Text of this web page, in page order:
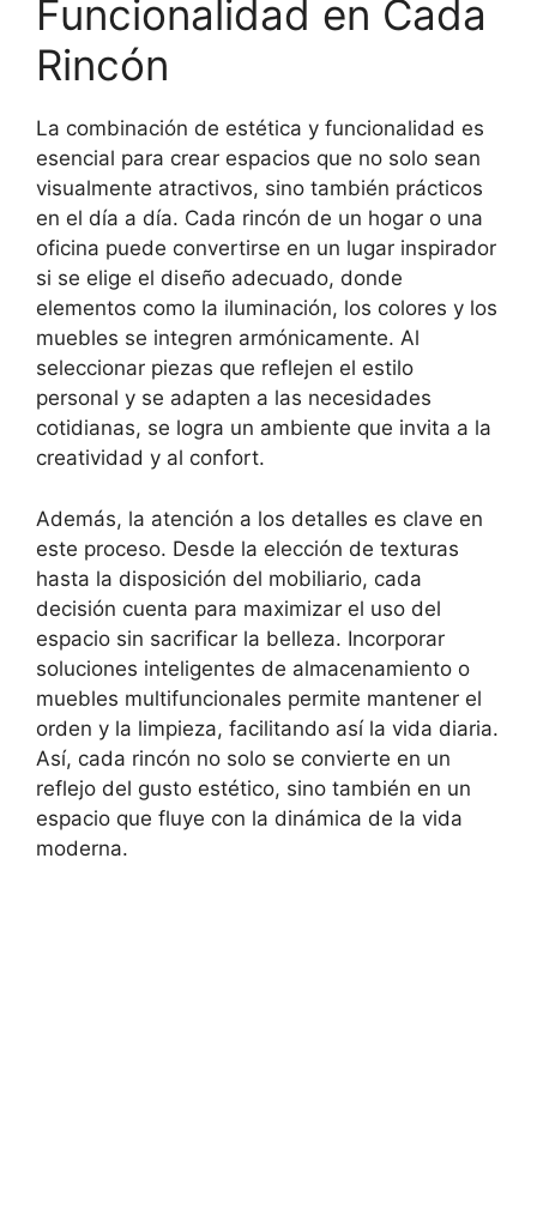
Funcionalidad en Cada
Rincón
La combinación de estética y funcionalidad es
esencial para crear espacios que no solo sean
visualmente atractivos, sino también prácticos
en el día a día. Cada rincón de un hogar o una
oficina puede convertirse en un lugar inspirador
si se elige el diseño adecuado, donde
elementos como la iluminación, los colores y los
muebles se integren armónicamente. Al
seleccionar piezas que reflejen el estilo
personal y se adapten a las necesidades
cotidianas, se logra un ambiente que invita a la
creatividad y al confort.
Además, la atención a los detalles es clave en
este proceso. Desde la elección de texturas
hasta la disposición del mobiliario, cada
decisión cuenta para maximizar el uso del
espacio sin sacrificar la belleza. Incorporar
soluciones inteligentes de almacenamiento o
muebles multifuncionales permite mantener el
orden y la limpieza, facilitando así la vida diaria.
Así, cada rincón no solo se convierte en un
reflejo del gusto estético, sino también en un
espacio que fluye con la dinámica de la vida
moderna.